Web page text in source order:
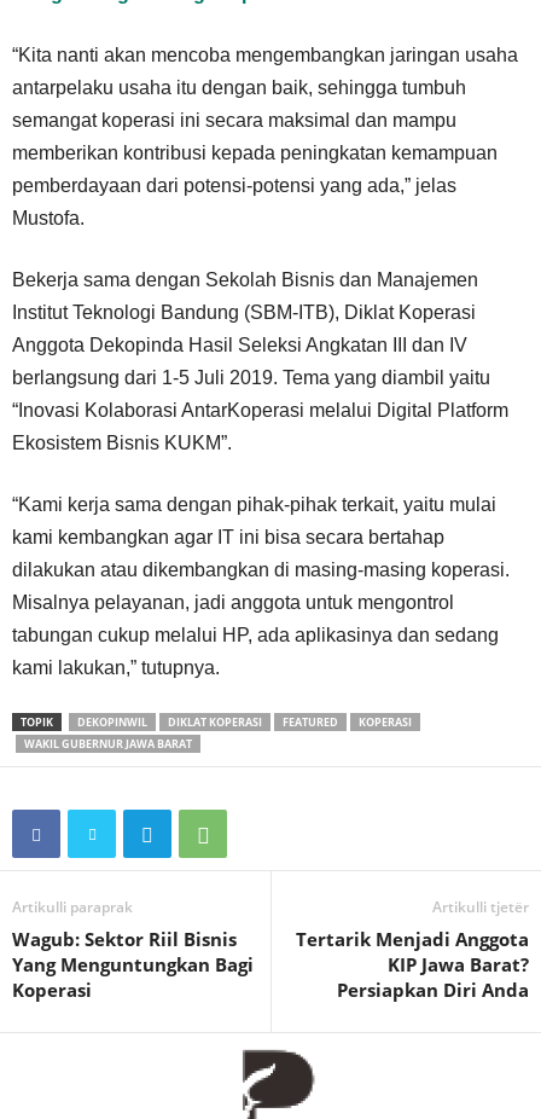
“Kita nanti akan mencoba mengembangkan jaringan usaha
antarpelaku usaha itu dengan baik, sehingga tumbuh
semangat koperasi ini secara maksimal dan mampu
memberikan kontribusi kepada peningkatan kemampuan
pemberdayaan dari potensi-potensi yang ada,” jelas
Mustofa.
Bekerja sama dengan Sekolah Bisnis dan Manajemen
Institut Teknologi Bandung (SBM-ITB), Diklat Koperasi
Anggota Dekopinda Hasil Seleksi Angkatan III dan IV
berlangsung dari 1-5 Juli 2019. Tema yang diambil yaitu
“Inovasi Kolaborasi AntarKoperasi melalui Digital Platform
Ekosistem Bisnis KUKM”.
“Kami kerja sama dengan pihak-pihak terkait, yaitu mulai
kami kembangkan agar IT ini bisa secara bertahap
dilakukan atau dikembangkan di masing-masing koperasi.
Misalnya pelayanan, jadi anggota untuk mengontrol
tabungan cukup melalui HP, ada aplikasinya dan sedang
kami lakukan,” tutupnya.
TOPIK DEKOPINWIL DIKLAT KOPERASI FEATURED
KOPERASI
WAKIL GUBERNUR JAWA BARAT
Artikulli paraprak
Wagub: Sektor Riil Bisnis
Yang Menguntungkan Bagi
Koperasi
Artikulli tjetër
Tertarik Menjadi Anggota
KIP Jawa Barat?
Persiapkan Diri Anda